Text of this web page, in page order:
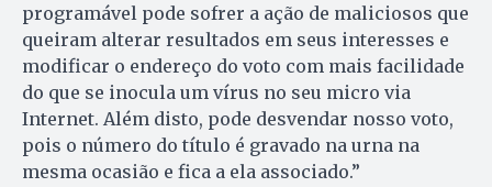
programável pode sofrer a ação de maliciosos que
queiram alterar resultados em seus interesses e
modificar o endereço do voto com mais facilidade
do que se inocula um vírus no seu micro via
Internet. Além disto, pode desvendar nosso voto,
pois o número do título é gravado na urna na
mesma ocasião e fica a ela associado.”